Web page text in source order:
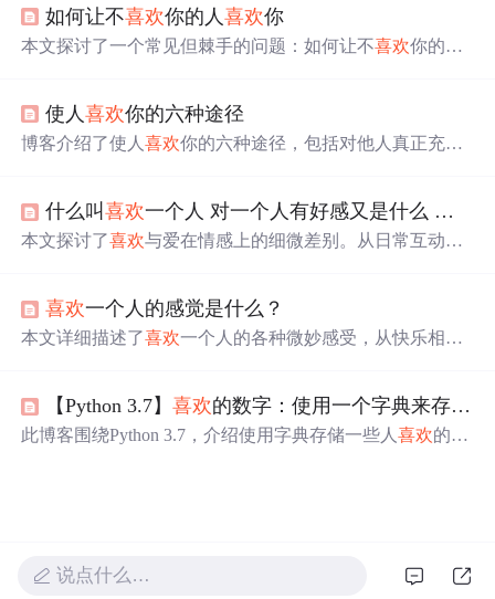
如何让不喜欢你的人喜欢你
本文探讨了一个常见但棘手的问题：如何让不喜欢你的人
揭示了这种心理策略背后的原理。
使人喜欢你的六种途径
博客介绍了使人喜欢你的六种途径，包括对他人真正充满
别人做事。
什么叫喜欢一个人 对一个人有好感又是什么 爱一个人又是什么呢
本文探讨了喜欢与爱在情感上的细微差别。从日常互动到
望更亲密无间。
喜欢一个人的感觉是什么？
本文详细描述了喜欢一个人的各种微妙感受，从快乐相伴
【Python 3.7】喜欢的数字：使用一个字典来存储一些人
此博客围绕Python 3.7，介绍使用字典存储一些人喜欢的数
说点什么…